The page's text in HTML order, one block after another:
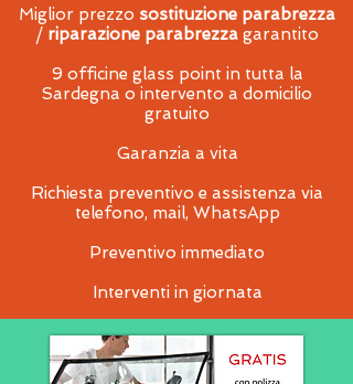
Miglior prezzo sostituzione parabrezza
/ riparazione parabrezza garantito
9 officine glass point in tutta la
Sardegna o intervento a domicilio
gratuito
Garanzia a vita
Richiesta preventivo e assistenza via
telefono, mail, WhatsApp
Preventivo immediato
Interventi in giornata